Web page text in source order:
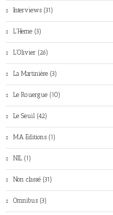
Interviews (31)
L'Herne (3)
L'Olivier (26)
La Martinière (3)
Le Rouergue (10)
Le Seuil (42)
MA Editions (1)
NIL (1)
Non classé (31)
Omnibus (3)